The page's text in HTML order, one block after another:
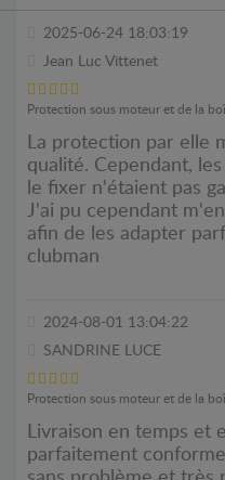
2025-06-24 18:03:19
Jean Luc Vittenet
Protection sous moteur et de la
La protection par elle
qualité. Cependant,
le fixer n'étaient pas
J'ai pu cependant
afin de les adapter
clubman
2024-08-01 13:04:22
SANDRINE LUCE
Protection sous moteur et de la
Livraison en temps et
parfaitement